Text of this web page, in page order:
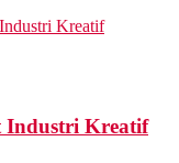
Industri Kreatif